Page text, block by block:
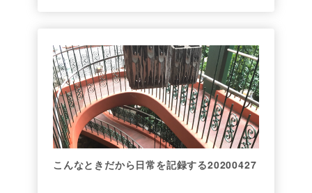
こんなときだから日常を記録する20200427